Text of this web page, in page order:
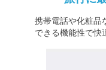
携帯電話や化粧品
できる機能性で快